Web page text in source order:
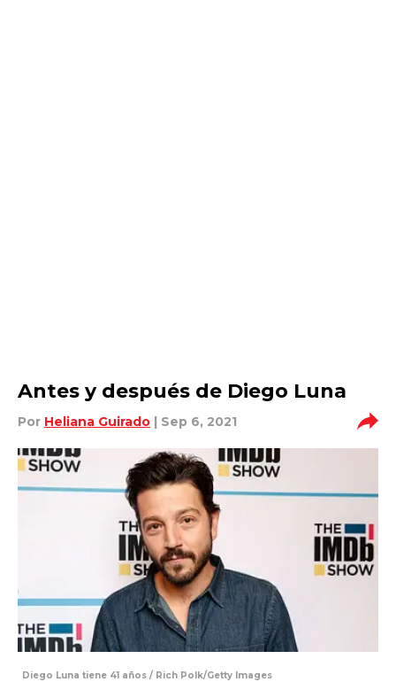
Antes y después de Diego Luna
Por Heliana Guirado | Sep 6, 2021
Diego Luna tiene 41 años / Rich Polk/Getty Images